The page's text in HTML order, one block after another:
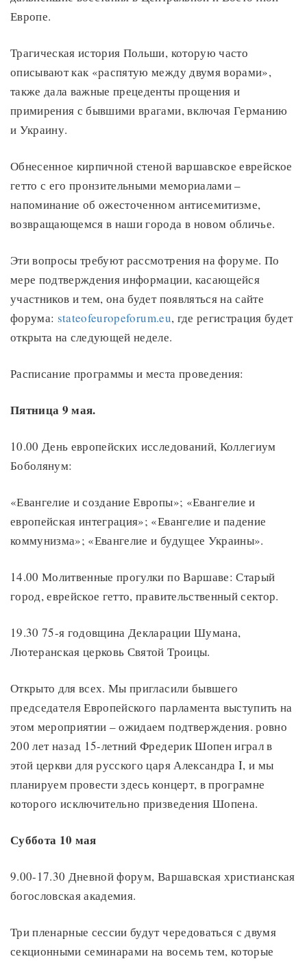
Европе.
Трагическая история Польши, которую часто
описывают как «распятую между двумя ворами»,
также дала важные прецеденты прощения и
примирения с бывшими врагами, включая Германию
и Украину.
Обнесенное кирпичной стеной варшавское еврейское
гетто с его пронзительными мемориалами –
напоминание об ожесточенном антисемитизме,
возвращающемся в наши города в новом обличье.
Эти вопросы требуют рассмотрения на форуме. По
мере подтверждения информации, касающейся
участников и тем, она будет появляться на сайте
форума: stateofeuropeforum.eu, где регистрация будет
открыта на следующей неделе.
Расписание программы и места проведения:
Пятница 9 мая.
10.00 День европейских исследований, Коллегиум
Боболянум:
«Евангелие и создание Европы»; «Евангелие и
европейская интеграция»; «Евангелие и падение
коммунизма»; «Евангелие и будущее Украины».
14.00 Молитвенные прогулки по Варшаве: Старый
город, еврейское гетто, правительственный сектор.
19.30 75-я годовщина Декларации Шумана,
Лютеранская церковь Святой Троицы.
Открыто для всех. Мы пригласили бывшего
председателя Европейского парламента выступить на
этом мероприятии – ожидаем подтверждения. ровно
200 лет назад 15-летний Фредерик Шопен играл в
этой церкви для русского царя Александра I, и мы
планируем провести здесь концерт, в програмне
которого исключительно призведения Шопена.
Суббота 10 мая
9.00-17.30 Дневной форум, Варшавская христианская
богословская академия.
Три пленарные сессии будут чередоваться с двумя
секционными семинарами на восемь тем, которые